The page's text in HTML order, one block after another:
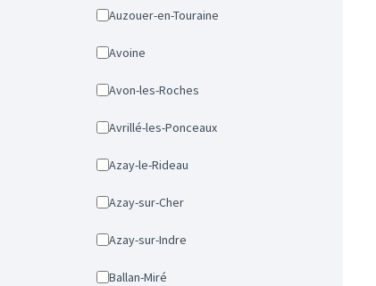
Auzouer-en-Touraine
Avoine
Avon-les-Roches
Avrillé-les-Ponceaux
Azay-le-Rideau
Azay-sur-Cher
Azay-sur-Indre
Ballan-Miré